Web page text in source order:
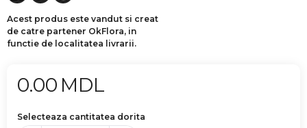
Acest produs este vandut si creat
de catre partener OkFlora, in
functie de localitatea livrarii.
0.00 MDL
Selecteaza cantitatea dorita